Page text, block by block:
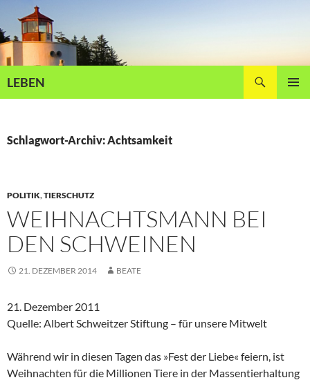
Inhalt
springen
LEBEN
Schlagwort-Archiv: Achtsamkeit
POLITIK,TIERSCHUTZ
WEIHNACHTSMANN BEI
DEN SCHWEINEN
21. DEZEMBER 2014 BEATE
21. Dezember 2011
Quelle: Albert Schweitzer Stiftung – für unsere Mitwelt
Während wir in diesen Tagen das »Fest der Liebe« feiern, ist
Weihnachten für die Millionen Tiere in der Massentierhaltung